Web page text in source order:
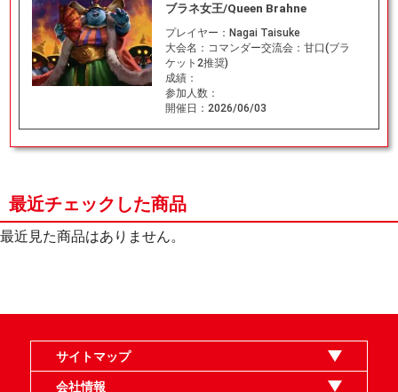
ブラネ女王/Queen Brahne
プレイヤー： Nagai Taisuke
大会名： コマンダー交流会：甘口(ブラ
ケット2推奨)
成績：
参加人数：
開催日： 2026/06/03
最近チェックした商品
最近見た商品はありません。
サイトマップ
オンラインショップ
買取
記事
選手一覧
デッキ検索
デッキ構築
イベント・大会
店舗のご案内
お問い合わせ
ヘルプ
FAQ
会社情報